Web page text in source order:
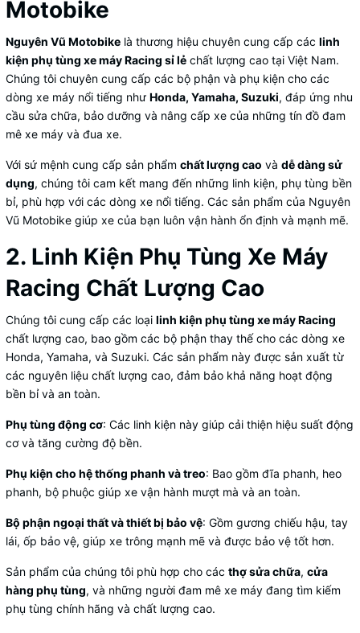
Motobike
Nguyên Vũ Motobike là thương hiệu chuyên cung cấp các linh
kiện phụ tùng xe máy Racing sỉ lẻ chất lượng cao tại Việt Nam.
Chúng tôi chuyên cung cấp các bộ phận và phụ kiện cho các
dòng xe máy nổi tiếng như Honda, Yamaha, Suzuki, đáp ứng nhu
cầu sửa chữa, bảo dưỡng và nâng cấp xe của những tín đồ đam
mê xe máy và đua xe.
Với sứ mệnh cung cấp sản phẩm chất lượng cao và dễ dàng sử
dụng, chúng tôi cam kết mang đến những linh kiện, phụ tùng bền
bỉ, phù hợp với các dòng xe nổi tiếng. Các sản phẩm của Nguyên
Vũ Motobike giúp xe của bạn luôn vận hành ổn định và mạnh mẽ.
2. Linh Kiện Phụ Tùng Xe Máy
Racing Chất Lượng Cao
Chúng tôi cung cấp các loại linh kiện phụ tùng xe máy Racing
chất lượng cao, bao gồm các bộ phận thay thế cho các dòng xe
Honda, Yamaha, và Suzuki. Các sản phẩm này được sản xuất từ
các nguyên liệu chất lượng cao, đảm bảo khả năng hoạt động
bền bỉ và an toàn.
Phụ tùng động cơ: Các linh kiện này giúp cải thiện hiệu suất động
cơ và tăng cường độ bền.
Phụ kiện cho hệ thống phanh và treo: Bao gồm đĩa phanh, heo
phanh, bộ phuộc giúp xe vận hành mượt mà và an toàn.
Bộ phận ngoại thất và thiết bị bảo vệ: Gồm gương chiếu hậu, tay
lái, ốp bảo vệ, giúp xe trông mạnh mẽ và được bảo vệ tốt hơn.
Sản phẩm của chúng tôi phù hợp cho các thợ sửa chữa, cửa
hàng phụ tùng, và những người đam mê xe máy đang tìm kiếm
phụ tùng chính hãng và chất lượng cao.